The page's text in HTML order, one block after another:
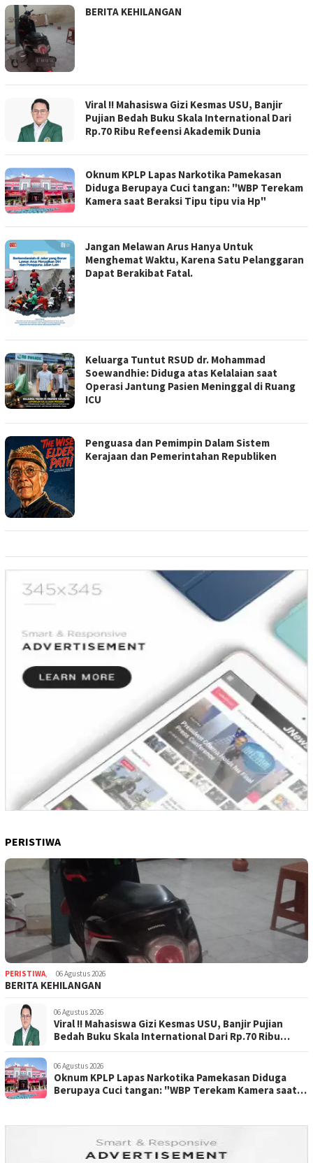
BERITA KEHILANGAN
Viral !! Mahasiswa Gizi Kesmas USU, Banjir
Pujian Bedah Buku Skala International Dari
Rp.70 Ribu Refeensi Akademik Dunia
Oknum KPLP Lapas Narkotika Pamekasan
Diduga Berupaya Cuci tangan: "WBP Terekam
Kamera saat Beraksi Tipu tipu via Hp"
Jangan Melawan Arus Hanya Untuk
Menghemat Waktu, Karena Satu Pelanggaran
Dapat Berakibat Fatal.
Keluarga Tuntut RSUD dr. Mohammad
Soewandhie: Diduga atas Kelalaian saat
Operasi Jantung Pasien Meninggal di Ruang
ICU
Penguasa dan Pemimpin Dalam Sistem
Kerajaan dan Pemerintahan Republiken
PERISTIWA
PERISTIWA, 06 Agustus 2026
BERITA KEHILANGAN
06 Agustus 2026
Viral !! Mahasiswa Gizi Kesmas USU, Banjir Pujian
Bedah Buku Skala International Dari Rp.70 Ribu
06 Agustus 2026
Oknum KPLP Lapas Narkotika Pamekasan Diduga
Berupaya Cuci tangan: "WBP Terekam Kamera saat